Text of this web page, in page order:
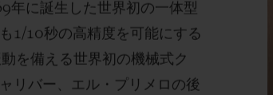
年に誕生した世界初の一体型
1/10秒の高精度を可能にする
を備える世界初の機械式ク
リバー、エル・プリメロの後